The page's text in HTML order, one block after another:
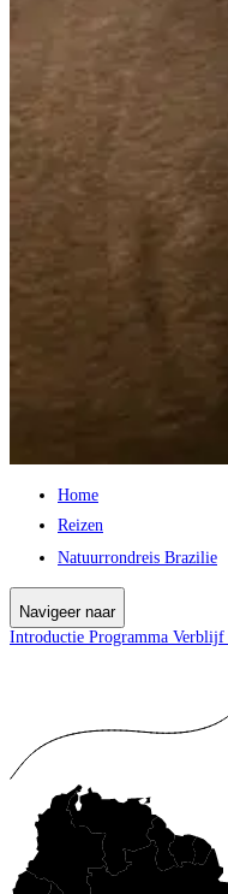
Home
Reizen
Natuurrondreis Brazilie
Navigeer naar
Introductie Programma Verblijf